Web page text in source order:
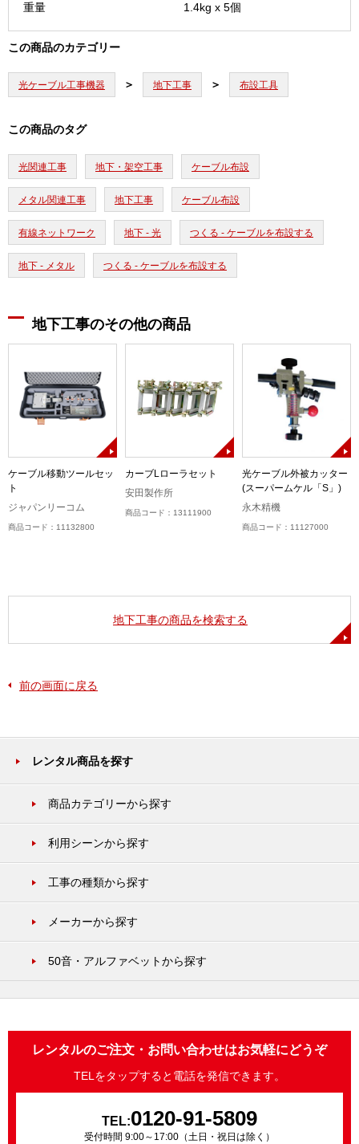
重量 1.4kg x 5個
この商品のカテゴリー
光ケーブル工事機器 地下工事 布設工具
この商品のタグ
光関連工事 地下・架空工事 ケーブル布設
メタル関連工事 地下工事 ケーブル布設
有線ネットワーク 地下 - 光 つくる - ケーブルを布設する
地下 - メタル つくる - ケーブルを布設する
地下工事のその他の商品
ケーブル移動ツールセッ
ト
ジャパンリーコム
商品コード：11132800
カーブLローラセット
安田製作所
商品コード：13111900
光ケーブル外被カッター
(スーパームケル「S」)
永木精機
商品コード：11127000
地下工事の商品を検索する
前の画面に戻る
レンタル商品を探す
商品カテゴリーから探す
利用シーンから探す
工事の種類から探す
メーカーから探す
50音・アルファベットから探す
レンタルのご注文・お問い合わせはお気軽にどうぞ
TELをタップすると電話を発信できます。
TEL:0120-91-5809
受付時間 9:00～17:00（土日・祝日は除く）